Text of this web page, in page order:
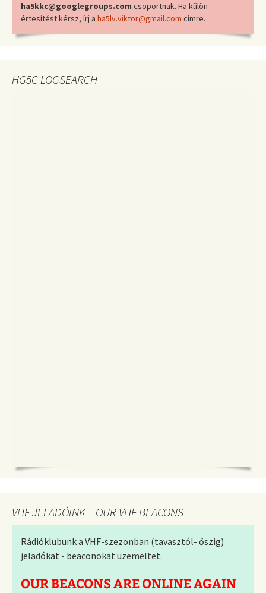
ha5kkc@googlegroups.com csoportnak. Ha külön
értesítést kérsz, írj a ha5lv.viktor@gmail.com címre.
HG5C LOGSEARCH
VHF JELADÓINK – OUR VHF BEACONS
Rádióklubunk a VHF-szezonban (tavasztól- őszig)
jeladókat - beaconokat üzemeltet.
OUR BEACONS ARE ONLINE AGAIN